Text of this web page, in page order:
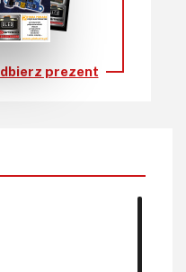
prezent